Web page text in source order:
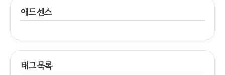
애드센스
태그목록